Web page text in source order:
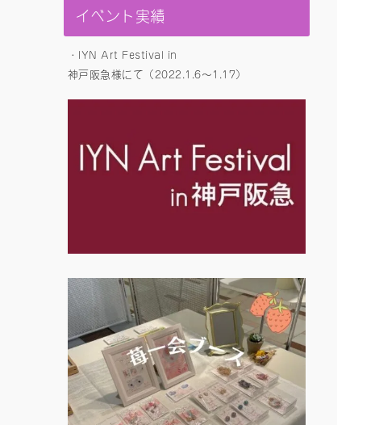
イベント実績
・IYN Art Festival in
神戸阪急様にて（2022.1.6〜1.17）